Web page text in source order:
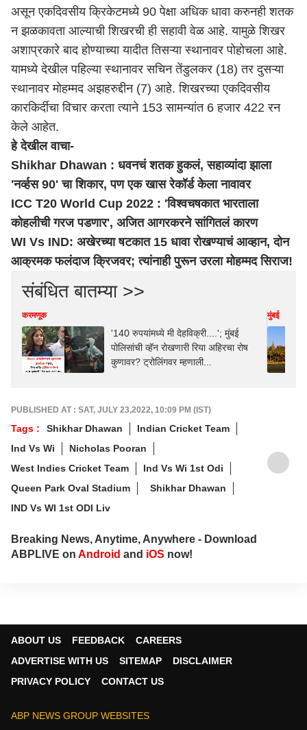
असून एकदिवसीय क्रिकेटमध्ये 90 पेक्षा अधिक धावा करुनही शतक
न झळकावता आल्याची शिखरची ही सहावी वेळ आहे. यामुळे शिखर
अशाप्रकारे बाद होण्याच्या यादीत तिसऱ्या स्थानावर पोहोचला आहे.
यामध्ये देखील पहिल्या स्थानावर सचिन तेंडुलकर (18) तर दुसऱ्या
स्थानावर मोहम्मद अझहरुद्दीन (7) आहे. शिखरच्या एकदिवसीय
कारकिर्दीचा विचार करता त्याने 153 सामन्यांत 6 हजार 422 रन
केले आहेत.
हे देखील वाचा-
Shikhar Dhawan : धवनचं शतक हुकलं, सहाव्यांदा झाला
'नर्व्हस 90' चा शिकार, पण एक खास रेकॉर्ड केला नावावर
ICC T20 World Cup 2022 : 'विश्वचषकात भारताला
कोहलीची गरज पडणार', अजित आगरकरने सांगितलं कारण
WI Vs IND: अखेरच्या षटकात 15 धावा रोखण्याचं आव्हान, दोन
आक्रमक फलंदाज क्रिजवर; त्यांनाही पुरून उरला मोहम्मद सिराज!
संबंधित बातम्या >>
करमणूक
'140 रुपयांमध्ये मी देहविक्री....'; मुंबई
पोलिसांची व्हॅन रोखणारी रिया अहिरचा रोष
कुणावर? ट्रोलिंगवर म्हणाली...
मुंबई
PUBLISHED AT : SAT, JULY 23,2022, 10:09 PM (IST)
Tags : Shikhar Dhawan
Indian Cricket Team
Ind Vs Wi
Nicholas Pooran
West Indies Cricket Team
Ind Vs Wi 1st Odi
Queen Park Oval Stadium
Shikhar Dhawan
IND Vs WI 1st ODI Liv
Breaking News, Anytime, Anywhere - Download
ABPLIVE on Android and iOS now!
ABOUT US FEEDBACK
CAREERS
ADVERTISE WITH US
SITEMAP
DISCLAIMER
PRIVACY POLICY
CONTACT US
ABP NEWS GROUP WEBSITES